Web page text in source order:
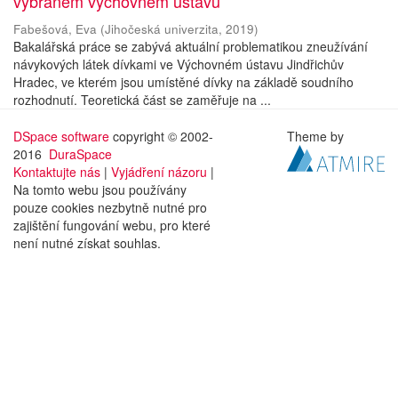
Fabešová, Eva (Jihočeská univerzita, 2019)
Bakalářská práce se zabývá aktuální problematikou zneužívání
návykových látek dívkami ve Výchovném ústavu Jindřichův
Hradec, ve kterém jsou umístěné dívky na základě soudního
rozhodnutí. Teoretická část se zaměřuje na ...
DSpace software copyright © 2002-
2016 DuraSpace
Kontaktujte nás | Vyjádření názoru |
Na tomto webu jsou používány
pouze cookies nezbytně nutné pro
zajištění fungování webu, pro které
není nutné získat souhlas.
Theme by